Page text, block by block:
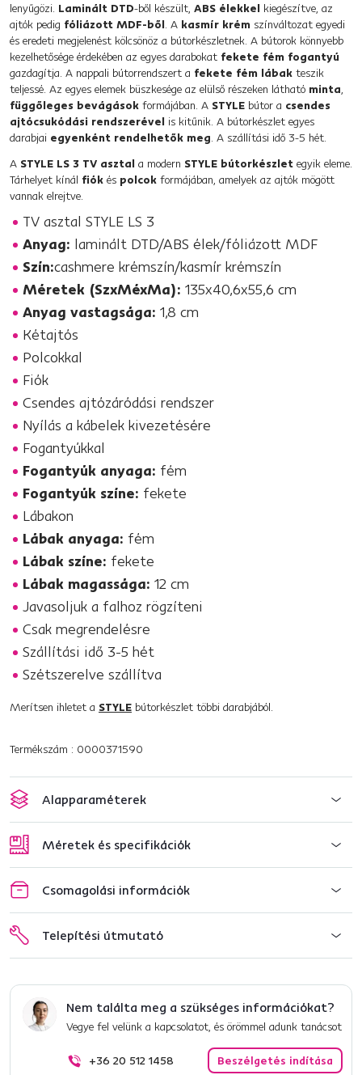
lenyűgözi. Laminált DTD-ből készült, ABS élekkel kiegészítve, az
ajtók pedig fóliázott MDF-ből. A kasmír krém színváltozat egyedi
és eredeti megjelenést kölcsönöz a bútorkészletnek. A bútorok könnyebb
kezelhetősége érdekében az egyes darabokat fekete fém fogantyú
gazdagítja. A nappali bútorrendszert a fekete fém lábak teszik
teljessé. Az egyes elemek büszkesége az elülső részeken látható minta,
függőleges bevágások formájában. A STYLE bútor a csendes
ajtócsukódási rendszerével is kitűnik. A bútorkészlet egyes
darabjai egyenként rendelhetők meg. A szállítási idő 3-5 hét.
A STYLE LS 3 TV asztal a modern STYLE bútorkészlet egyik eleme.
Tárhelyet kínál fiók és polcok formájában, amelyek az ajtók mögött
vannak elrejtve.
TV asztal STYLE LS 3
Anyag: laminált DTD/ABS élek/fóliázott MDF
Szín:cashmere krémszín/kasmír krémszín
Méretek (SzxMéxMa): 135x40,6x55,6 cm
Anyag vastagsága: 1,8 cm
Kétajtós
Polcokkal
Fiók
Csendes ajtózáródási rendszer
Nyílás a kábelek kivezetésére
Fogantyúkkal
Fogantyúk anyaga: fém
Fogantyúk színe: fekete
Lábakon
Lábak anyaga: fém
Lábak színe: fekete
Lábak magassága: 12 cm
Javasoljuk a falhoz rögzíteni
Csak megrendelésre
Szállítási idő 3-5 hét
Szétszerelve szállítva
Merítsen ihletet a STYLE bútorkészlet többi darabjából.
Termékszám : 0000371590
Alapparaméterek
Méretek és specifikációk
Csomagolási információk
Telepítési útmutató
Nem találta meg a szükséges információkat?
Vegye fel velünk a kapcsolatot, és örömmel adunk tanácsot
+36 20 512 1458 Beszélgetés indítása